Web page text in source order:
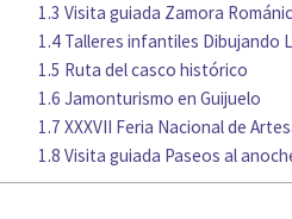
1.3 Visita guiada Zamora
1.4Talleres infantiles Dibujando
1.5 Ruta del casco histórico
1.6 Jamonturismo en Guijuelo
1.7 XXXVII Feria Nacional de
1.8 Visita guiada Paseos al